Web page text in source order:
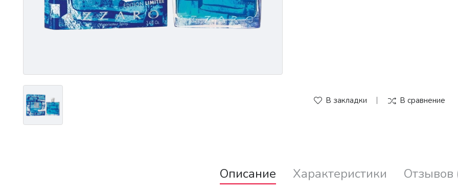
В закладки В сравнение
Описание Характеристики Отзывов